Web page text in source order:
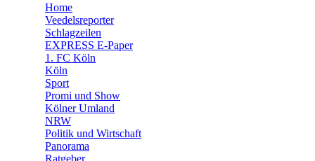
Home
Veedelsreporter
Schlagzeilen
EXPRESS E-Paper
1. FC Köln
Köln
Sport
Promi und Show
Kölner Umland
NRW
Politik und Wirtschaft
Panorama
Ratgeber